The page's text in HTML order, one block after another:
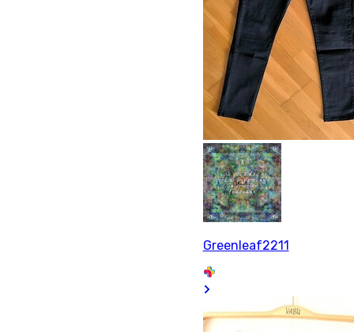
Greenleaf2211